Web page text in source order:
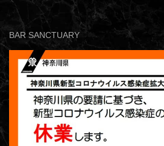
BAR SANCTUARY